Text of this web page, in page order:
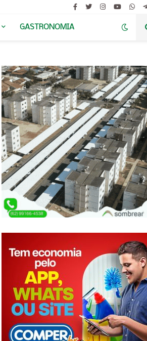
GASTRONOMIA